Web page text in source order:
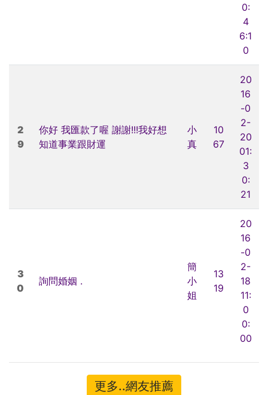
0:
4
6:1
0
2
9
你好 我匯款了喔 謝謝!!!我好想
知道事業跟財運
小
真
10
67
20
16
-0
2-
20
01:
3
0:
21
3
0
詢問婚姻 .
簡
小
姐
13
19
20
16
-0
2-
18
11:
0
0:
00
更多..網友推薦